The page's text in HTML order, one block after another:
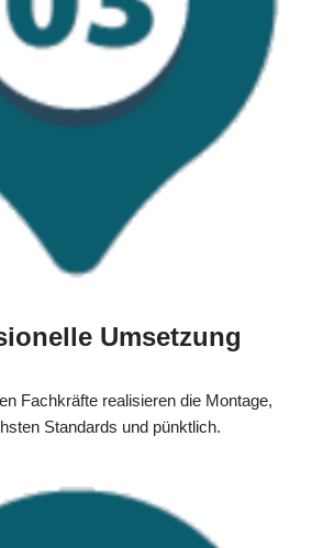
Umsetzung
Fachkräfte realisieren die Montage,
Standards und pünktlich.